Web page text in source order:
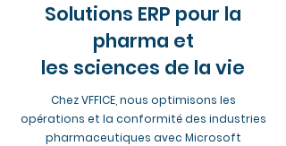
Solutions ERP pour la
pharma et
les sciences de la vie
Chez VFFICE, nous optimisons les
opérations et la conformité des industries
pharmaceutiques avec Microsoft